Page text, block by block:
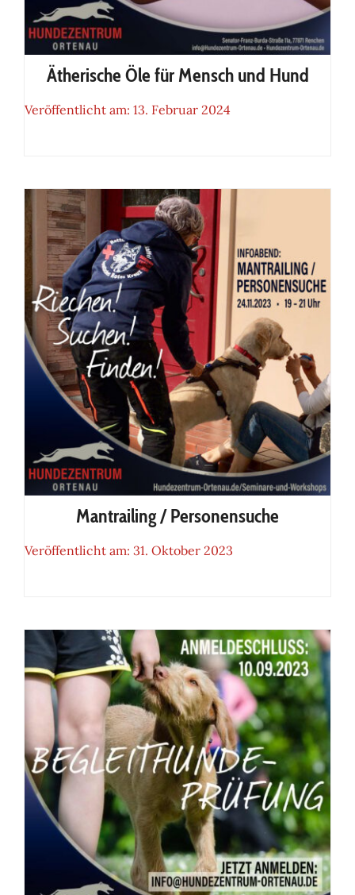
Ätherische Öle für Mensch und
Hund
Ätherische Öle für Mensch und Hund
Veröffentlicht am: 13. Februar 2024
Mantrailing / Personensuche
Mantrailing / Personensuche
Veröffentlicht am: 31. Oktober 2023